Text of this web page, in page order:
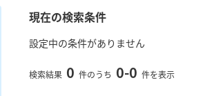
現在の検索条件
設定中の条件がありません
検索結果 0 件のうち 0-0 件を表示